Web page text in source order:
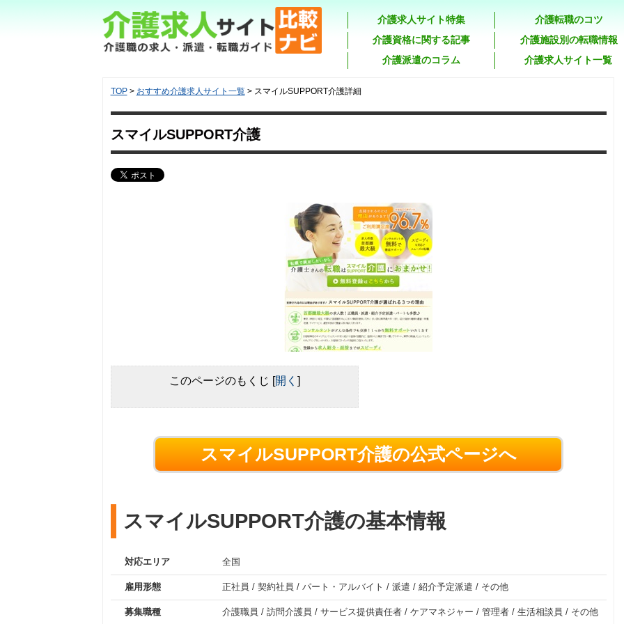
介護求人サイト特集
介護転職のコツ
介護資格に関する記事
介護施設別の転職情報
介護派遣のコラム
介護求人サイト一覧
TOP> おすすめ介護求人サイト一覧 > スマイルSUPPORT介護詳細
スマイルSUPPORT介護
このページのもくじ [開く ]
スマイルSUPPORT介護の公式ページへ
スマイルSUPPORT介護の基本情報
対応エリア 全国
雇用形態 正社員 / 契約社員 / パート・アルバイト / 派遣 / 紹介予定派遣 / その他
募集職種 介護職員 / 訪問介護員 / サービス提供責任者/ ケアマネジャー / 管理者/ 生活相談員 / その他